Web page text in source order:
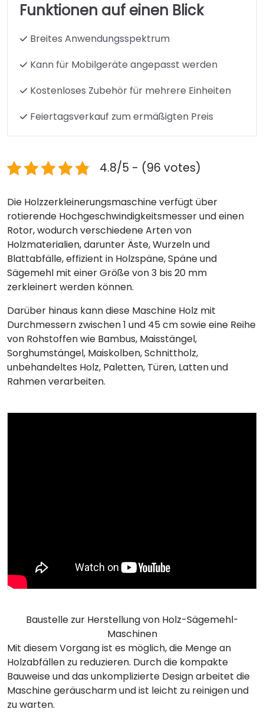
Funktionen auf einen Blick
Breites Anwendungsspektrum
Kann für Mobilgeräte angepasst werden
Kostenloses Zubehör für mehrere Einheiten
Feiertagsverkauf zum ermäßigten Preis
4.8/5 - (96 votes)
Die Holzzerkleinerungsmaschine verfügt über
rotierende Hochgeschwindigkeitsmesser und einen
Rotor, wodurch verschiedene Arten von
Holzmaterialien, darunter Äste, Wurzeln und
Blattabfälle, effizient in Holzspäne, Späne und
Sägemehl mit einer Größe von 3 bis 20 mm
zerkleinert werden können.
Darüber hinaus kann diese Maschine Holz mit
Durchmessern zwischen 1 und 45 cm sowie eine Reihe
von Rohstoffen wie Bambus, Maisstängel,
Sorghumstängel, Maiskolben, Schnittholz,
unbehandeltes Holz, Paletten, Türen, Latten und
Rahmen verarbeiten.
Baustelle zur Herstellung von Holz-Sägemehl-
Maschinen
Mit diesem Vorgang ist es möglich, die Menge an
Holzabfällen zu reduzieren. Durch die kompakte
Bauweise und das unkomplizierte Design arbeitet die
Maschine geräuscharm und ist leicht zu reinigen und
zu warten.